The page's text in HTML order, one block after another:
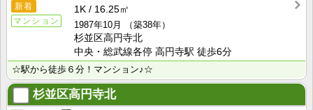
新着
マンション
1K
16.25㎡
1987年10月
（築38年）
杉並区高円寺北
中央・総武線各停 高円寺駅 徒歩6分
☆駅から徒歩６分！マンション♪☆
杉並区高円寺北